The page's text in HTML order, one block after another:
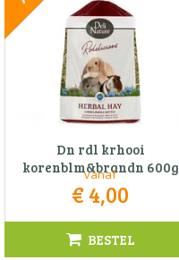
Dn rdl krhooi
korenblm&brandn 600g
vanaf
€ 4,00
BESTEL